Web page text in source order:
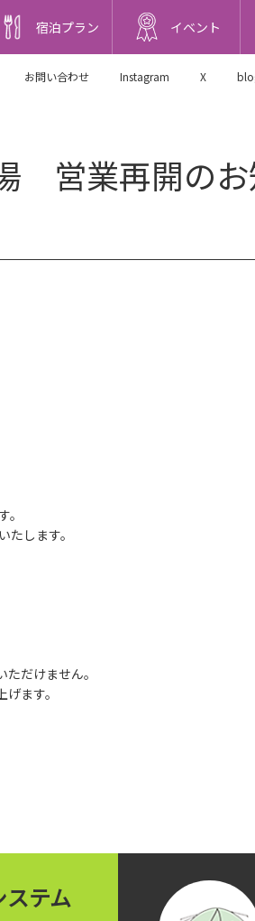
宿泊プラン イベント
お問い合わせ Instagram X
営業再開のお
します。
だけません。
ます。
ステム